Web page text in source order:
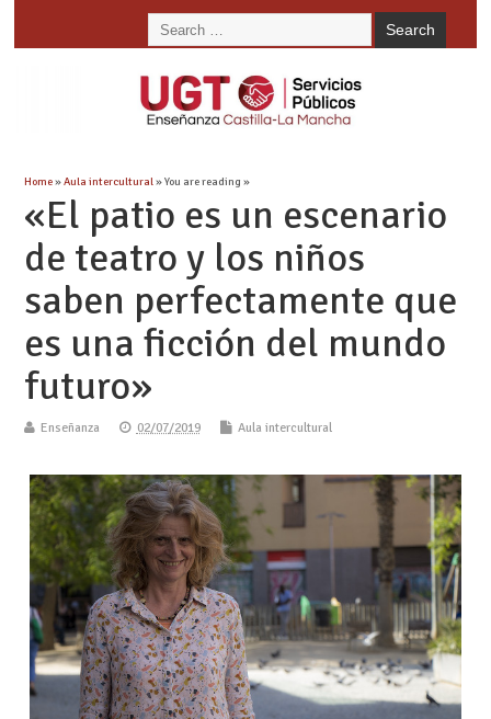
Home»Aula intercultural» You are reading »
«El patio es un escenario
de teatro y los niños
saben perfectamente que
es una ficción del mundo
futuro»
Enseñanza 02/07/2019 Aula intercultural